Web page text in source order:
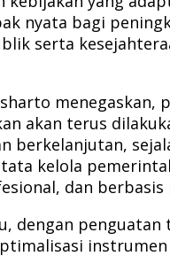
nyata bagi
serta
menegaskan,
akan terus
berkelanjutan,
kelola
dan berbasis
dengan penguatan